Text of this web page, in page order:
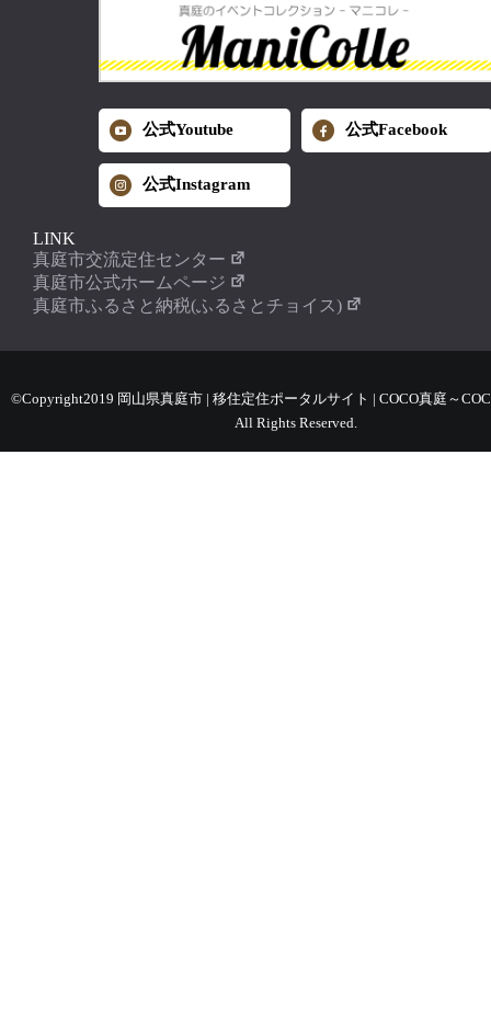
公式Youtube 公式Facebook
公式Instagram
LINK
真庭市交流定住センター
真庭市公式ホームページ
真庭市ふるさと納税(ふるさとチョイス)
©Copyright2019 岡山県真庭市 | 移住定住ポータルサイト | COCO真庭～
All Rights Reserved.